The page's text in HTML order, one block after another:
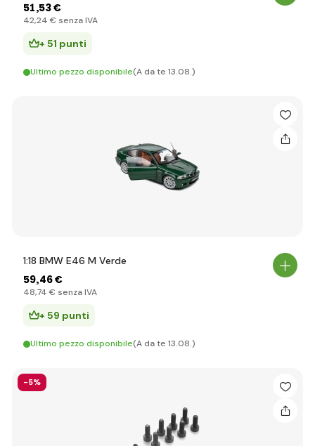
51,53 €
42,24 € senza IVA
+ 51 punti
Ultimo pezzo disponibile(A da te 13.08.)
1:18 BMW E46 M Verde
59,46 €
48,74 € senza IVA
+ 59 punti
Ultimo pezzo disponibile(A da te 13.08.)
-5%